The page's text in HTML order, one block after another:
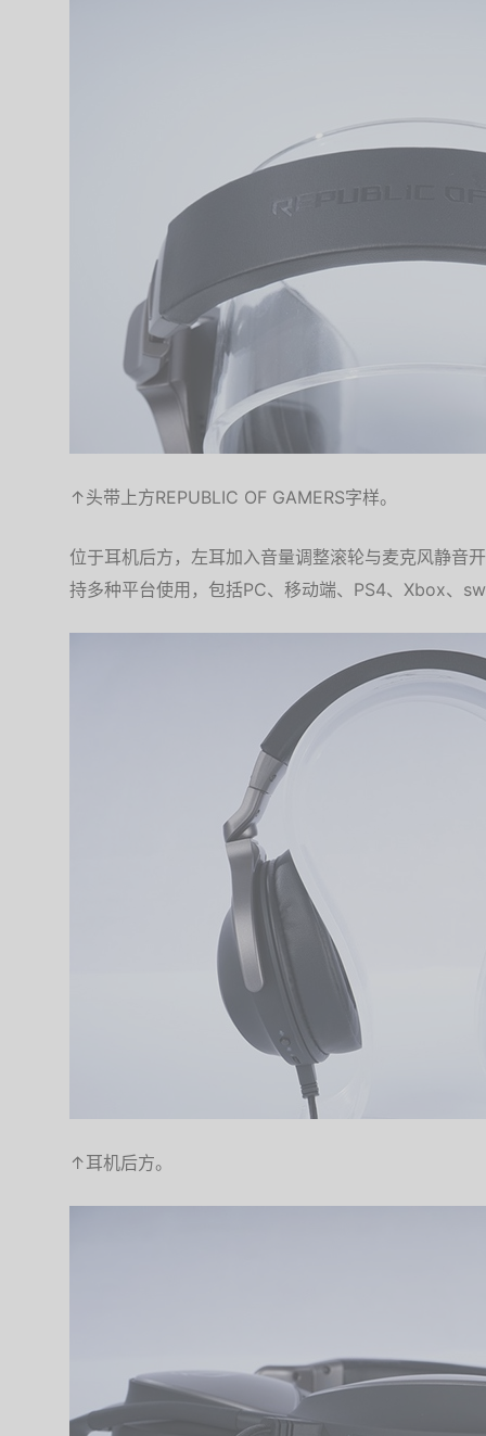
↑头带上方REPUBLIC OF GAMERS字样。
位于耳机后方，左耳加入音量调整滚轮与麦克风静音
持多种平台使用，包括PC、移动端、PS4、Xbox、
↑耳机后方。